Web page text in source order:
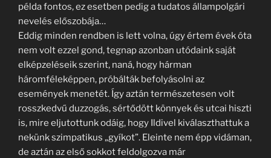
példa fontos, ez esetben pedig a tudatos állampolgári
nevelés előszobája…
Eddig minden rendben is lett volna, úgy értem évek óta
nem volt ezzel gond, tegnap azonban utódaink saját
elképzeléseik szerint, naná, hogy hárman
háromféleképpen, próbálták befolyásolni az
események menetét. Így aztán természetesen volt
rosszkedvű duzzogás, sértődött könnyek és utcai hiszti
is, mire eljutottunk odáig, hogy Ildivel kiválaszthattuk a
nekünk szimpatikus „gyíkot”. Eleinte nem épp vidáman,
de aztán az első sokkot feldolgozva már